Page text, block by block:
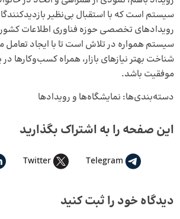
سیستم است که با استقبال بی‌نظیر
رویدادهای تخصصی حوزه فناوری اطلاعات
سیستم همواره در تلاش است تا با ایجاد تعامل
شناخت بهتر نیازهای بازار، همراه کسب‌وکارها
موفقیت باشد.
دسته‌بندی‌ها: نمایشگاه‌ها و رویدادها
این صفحه را به اشتراک بگذارید
Telegram
Twitter
دیدگاه خود را ثبت کنید